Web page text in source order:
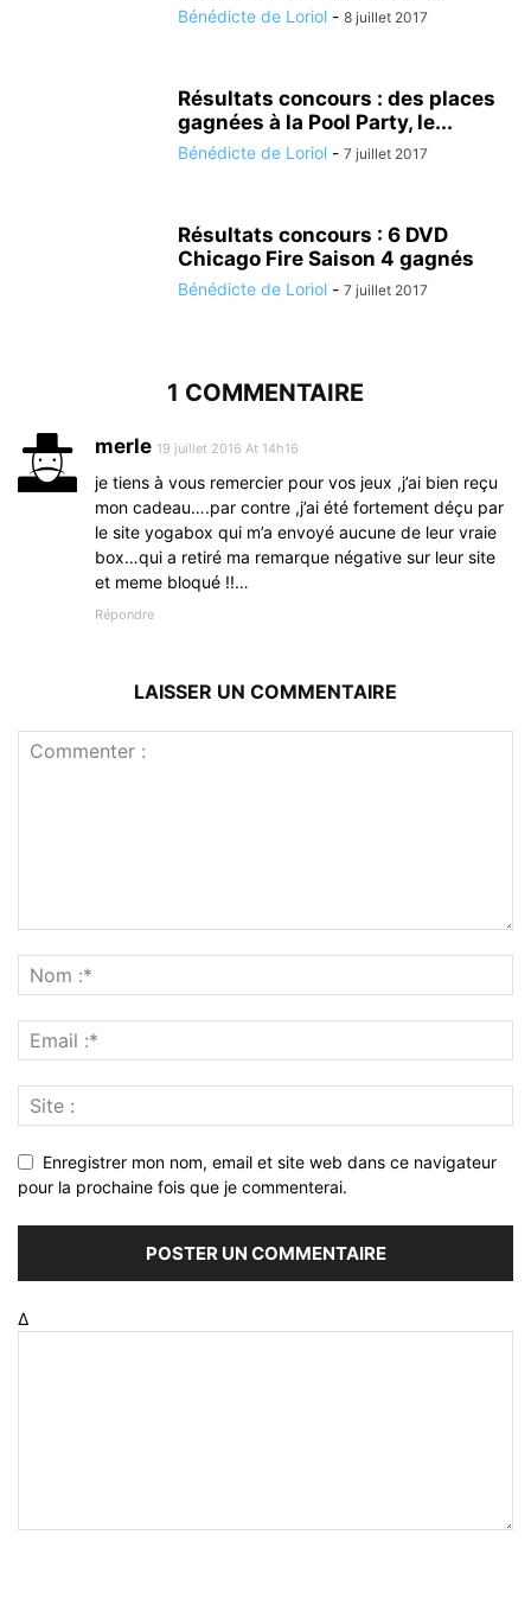
Bénédicte de Loriol - 8 juillet 2017
Résultats concours : des places
gagnées à la Pool Party, le...
Bénédicte de Loriol - 7 juillet 2017
Résultats concours : 6 DVD
Chicago Fire Saison 4 gagnés
Bénédicte de Loriol - 7 juillet 2017
1 COMMENTAIRE
merle 19 juillet 2016 At 14h16
je tiens à vous remercier pour vos jeux ,j’ai bien reçu
mon cadeau….par contre ,j’ai été fortement déçu par
le site yogabox qui m’a envoyé aucune de leur vraie
box…qui a retiré ma remarque négative sur leur site
et meme bloqué !!…
Répondre
LAISSER UN COMMENTAIRE
Enregistrer mon nom, email et site web dans ce navigateur
pour la prochaine fois que je commenterai.
Δ